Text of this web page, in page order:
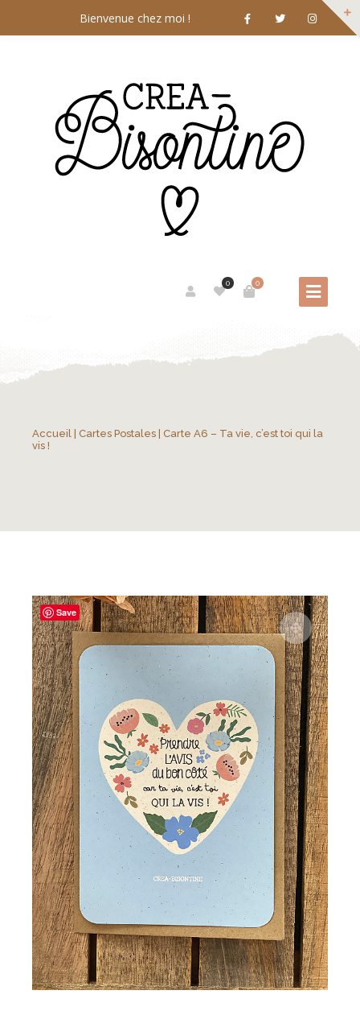
Bienvenue chez moi !
0
0
Accueil Cartes Postales | Carte A6 – Ta vie, c’est toi qui la
vis !
Save